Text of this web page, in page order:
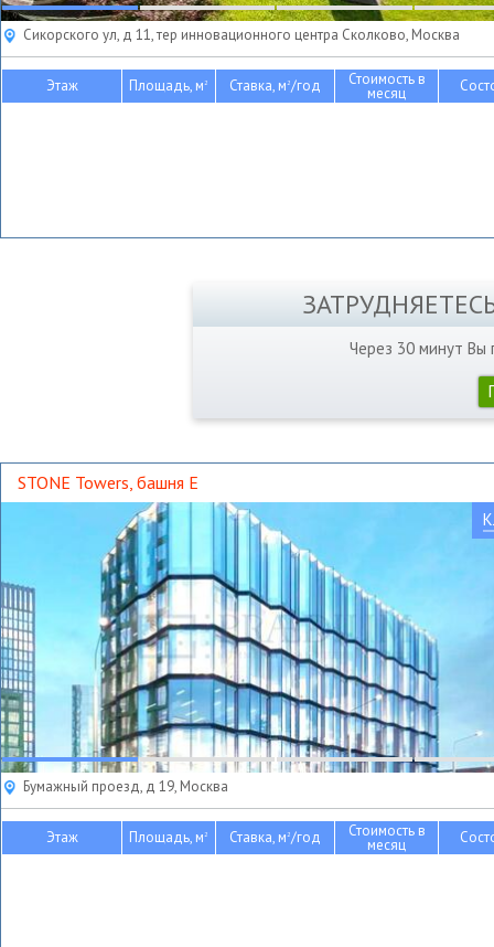
Сикорского ул, д 11, тер инновационного центра Сколково, Москва
Этаж Площадь, м2 Ставка, м2/год Стоимость в
месяц
Через 30 минут Вы
STONE Towers, башня Е
Бумажный проезд, д 19, Москва
Этаж Площадь, м2 Ставка, м2/год Стоимость в
месяц